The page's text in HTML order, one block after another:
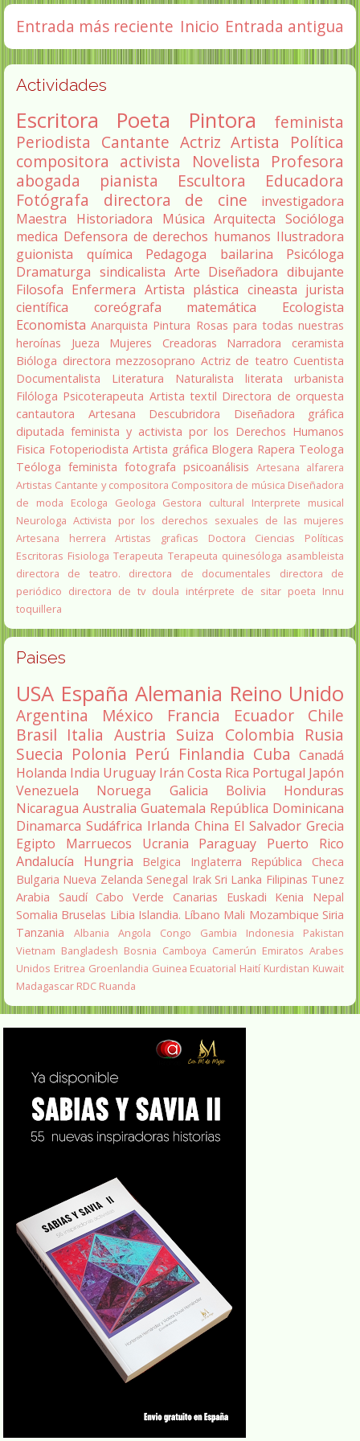
Entrada más reciente Entrada antigua
Inicio
Actividades
Escritora Poeta Pintora
feminista
Periodista Cantante Actriz Artista
Política
compositora activista Novelista
Profesora
abogada
pianista Escultora
Educadora
Fotógrafa
directora de cine
investigadora
Maestra
Historiadora Música Arquitecta Socióloga
medica Defensora de derechos humanos Ilustradora
guionista
química Pedagoga bailarina
Psicóloga
Dramaturga sindicalista Arte Diseñadora dibujante
Filosofa Enfermera Artista plástica cineasta jurista
científica
coreógrafa matemática
Ecologista
Economista Anarquista Pintura Rosas para todas nuestras
heroínas
Jueza Mujeres Creadoras Narradora
ceramista
Bióloga directora mezzosoprano Actriz de teatro Cuentista
Documentalista
Literatura Naturalista literata
urbanista
Filóloga Psicoterapeuta Artista textil Directora de orquesta
cantautora
Artesana Descubridora
Diseñadora gráfica
diputada feminista y activista por los Derechos Humanos
Fisica Fotoperiodista Artista gráfica Blogera Rapera Teologa
Teóloga feminista fotografa psicoanálisis Artesana alfarera
Artistas Cantante y compositora Compositora de música Diseñadora
de moda
Ecologa Geologa Gestora cultural
Interprete musical
Neurologa Activista por los derechos sexuales de las mujeres
Artesana herrera
Artistas graficas
Doctora Ciencias Políticas
Escritoras Fisiologa Terapeuta Terapeuta quinesóloga asambleista
directora de teatro.
directora de documentales
directora de
periódico directora de tv doula intérprete de sitar poeta Innu
toquillera
Paises
USA España Alemania Reino Unido
Argentina México Francia Ecuador
Chile
Brasil Italia Austria Suiza Colombia Rusia
Suecia Polonia Perú Finlandia Cuba Canadá
Holanda India Uruguay Irán Costa Rica Portugal Japón
Venezuela
Noruega Galicia Bolivia
Honduras
Nicaragua Australia Guatemala República Dominicana
Dinamarca Sudáfrica Irlanda China El Salvador Grecia
Egipto
Marruecos Ucrania Paraguay
Puerto Rico
Andalucía
Hungria Belgica Inglaterra
República Checa
Bulgaria Nueva Zelanda Senegal Irak Sri Lanka Filipinas Tunez
Arabia Saudí Cabo Verde Canarias Euskadi Kenia
Nepal
Somalia Bruselas Libia Islandia. Líbano Mali Mozambique Siria
Tanzania
Albania Angola Congo Gambia Indonesia
Pakistan
Vietnam Bangladesh Bosnia Camboya Camerún Emiratos Arabes
Unidos Eritrea Groenlandia Guinea Ecuatorial Haití Kurdistan Kuwait
Madagascar RDC Ruanda